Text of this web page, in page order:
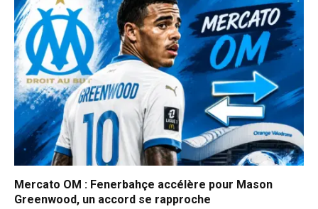
Mercato OM : Fenerbahçe accélère pour Mason
Greenwood, un accord se rapproche